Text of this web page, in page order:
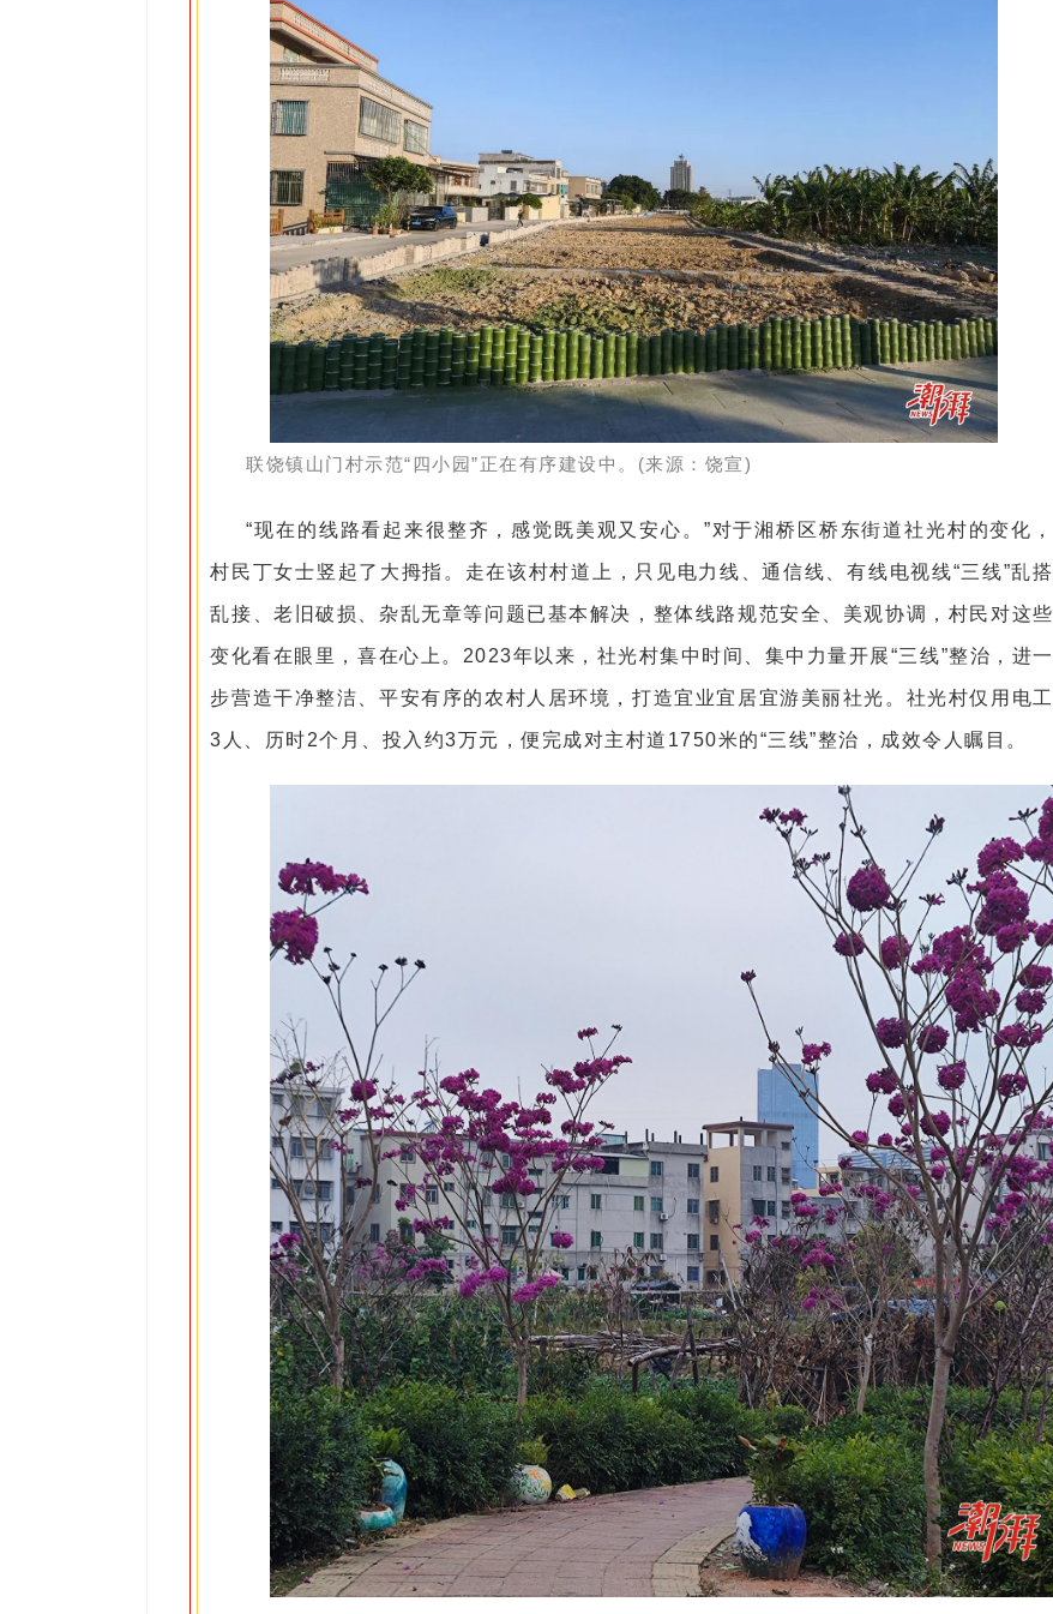
联饶镇山门村示范“四小园”正在有序建设中。(来源：饶宣)
“现在的线路看起来很整齐，感觉既美观又安心。”对于湘桥区桥东街道社光村的变化，
村民丁女士竖起了大拇指。走在该村村道上，只见电力线、通信线、有线电视线“三线”乱搭
乱接、老旧破损、杂乱无章等问题已基本解决，整体线路规范安全、美观协调，村民对这些
变化看在眼里，喜在心上。2023年以来，社光村集中时间、集中力量开展“三线”整治，进一
步营造干净整洁、平安有序的农村人居环境，打造宜业宜居宜游美丽社光。社光村仅用电工
3人、历时2个月、投入约3万元，便完成对主村道1750米的“三线”整治，成效令人瞩目。